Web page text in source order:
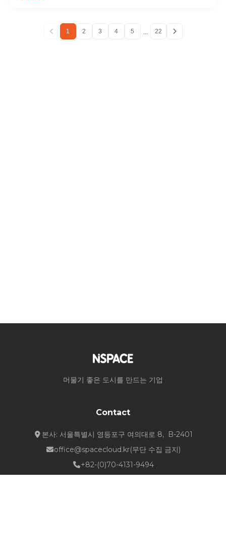
1 2 3 4 5 ... 22
머물기 좋은 도시를 만드는 기업
Contact
본사: 서울특별시 영등포구 여의대로 8, B-2401
office@spacecloud.kr(무단 수집 금지)
+82-(0)70-4131-9494